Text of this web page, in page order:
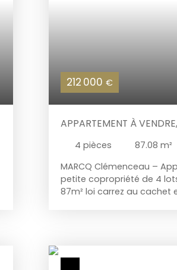
212 000 €
APPARTEMENT À
4 pièces 87.08 m²
MARCQ Clémenceau –
petite copropriété de 4
87m² loi carrez au cachet